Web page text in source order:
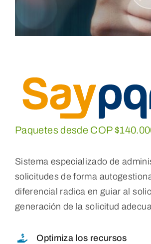
Paquetes desde COP
Sistema especializado de
solicitudes de forma
diferencial radica en guiar al
generación de la solicitud
Optimiza los recursos